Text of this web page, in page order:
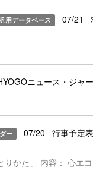
用データベース 07/21
ニュース・ジャ
ー 07/20
行事予定表
かた」 内容： 心エ